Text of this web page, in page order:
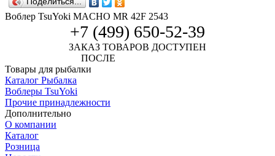
Воблер TsuYoki MACHO MR 42F 2543
+7 (499) 650-52-39
ЗАКАЗ ТОВАРОВ ДОСТУПЕН
ПОСЛЕ
Товары для рыбалки
Каталог Рыбалка
Воблеры TsuYoki
Прочие принадлежности
Дополнительно
О компании
Каталог
Розница